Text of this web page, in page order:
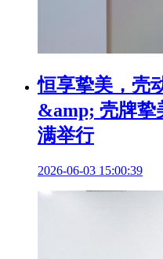
恒享挚美，
&amp; 壳牌挚
满举行
2026-06-03 15:00:39